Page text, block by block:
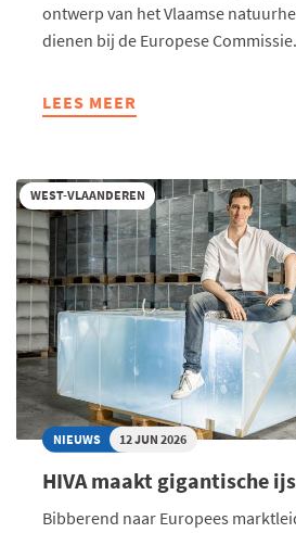
ontwerp van het Vlaamse
dienen bij de Europese Commissie.
LEES MEER
ABOUT
VLAANDEREN:
"EEN
NATUURHERSTELPLAN
ZONDER
OOG
VOOR
DE
REALITEIT"
WEST-VLAANDEREN
NIEUWS 12 JUN 2026
HIVA maakt gigantische
Bibberend naar Europees